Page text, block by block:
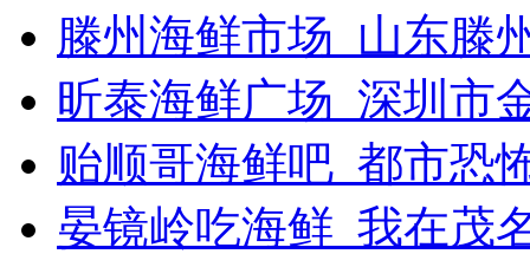
滕州海鲜市场_山东滕
昕泰海鲜广场_深圳市
贻顺哥海鲜吧_都市恐
晏镜岭吃海鲜_我在茂